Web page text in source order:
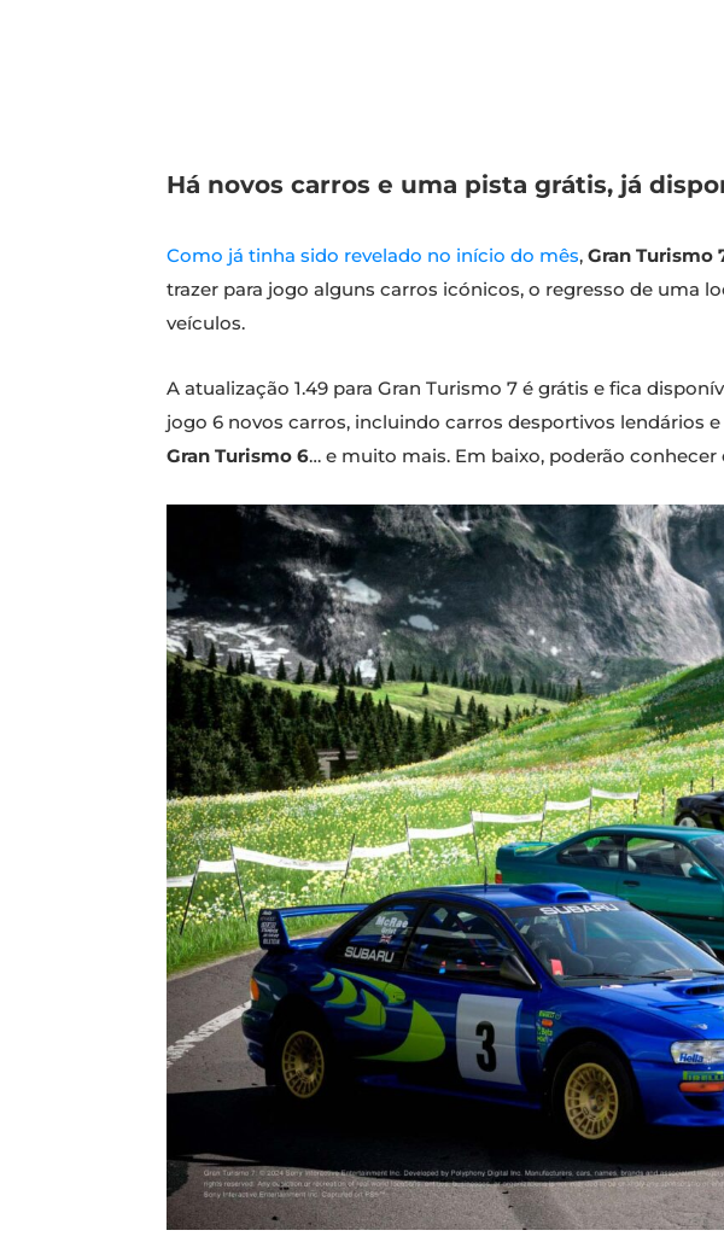
Há novos carros e uma pista grátis, já
Como já tinha sido revelado no início do mês, Gran Turismo
trazer para jogo alguns carros icónicos, o regresso de uma
veículos.
A atualização 1.49 para Gran Turismo 7 é grátis e fica
jogo 6 novos carros, incluindo carros desportivos lendários
Gran Turismo 6… e muito mais. Em baixo, poderão